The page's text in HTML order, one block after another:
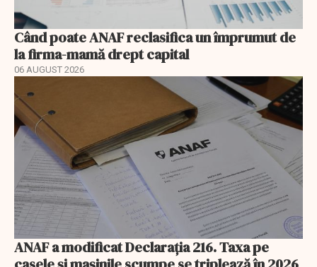
Când poate ANAF reclasifica un împrumut de
la firma-mamă drept capital
06 AUGUST 2026
ANAF a modificat Declarația 216. Taxa pe